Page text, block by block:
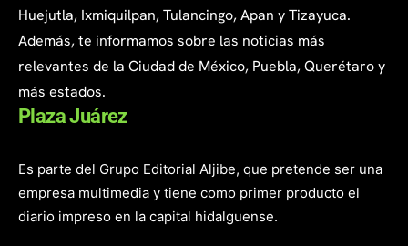
Huejutla, Ixmiquilpan, Tulancingo, Apan y Tizayuca.
Además, te informamos sobre las noticias más
relevantes de la Ciudad de México, Puebla, Querétaro y
más estados.
Plaza Juárez
Es parte del Grupo Editorial Aljibe, que pretende ser una
empresa multimedia y tiene como primer producto el
diario impreso en la capital hidalguense.